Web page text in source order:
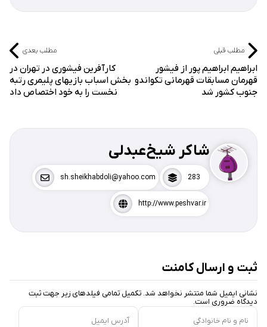
مطلب قبلی
ابراهیم ابراهیم پور از فیشور
قهرمان مسابقات قهرمانی تکواندو
جنوب کشور شد
مطلب بعدی
کارآفرین فیشوری در تهران در
بخش اسباب بازیهای پلیمری رتبه
نخست را به خود اختصاص داد
شاکر شیخ‌عبدلی
283
sh.sheikhabdoli@yahoo.com
http://www.peshvar.ir
ثبت و ارسال کامنت
نشانی ایمیل شما منتشر نخواهد شد. تکمیل تمامی فیلد‌های زیر جهت ثبت
دیدگاه ضروری است.
نام و نام خانوادگی
آدرس ایمیل